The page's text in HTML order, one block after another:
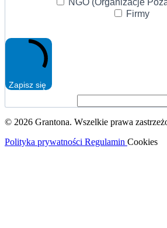
NGO (Organizacje
Firmy
Zapisz się
© 2026 Grantona. Wszelkie prawa
Polityka prywatności Regulamin Cookies